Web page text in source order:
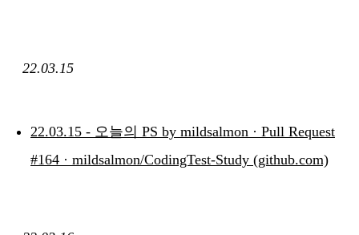
22.03.15
22.03.15 - 오늘의 PS by mildsalmon · Pull Request
#164 · mildsalmon/CodingTest-Study (github.com)